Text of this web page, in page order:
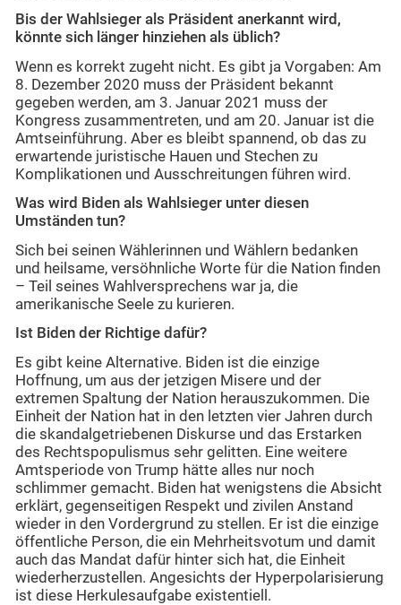
Bis der Wahlsieger als Präsident anerkannt wird,
könnte sich länger hinziehen als üblich?
Wenn es korrekt zugeht nicht. Es gibt ja Vorgaben: Am
8. Dezember 2020 muss der Präsident bekannt
gegeben werden, am 3. Januar 2021 muss der
Kongress zusammentreten, und am 20. Januar ist die
Amtseinführung. Aber es bleibt spannend, ob das zu
erwartende juristische Hauen und Stechen zu
Komplikationen und Ausschreitungen führen wird.
Was wird Biden als Wahlsieger unter diesen
Umständen tun?
Sich bei seinen Wählerinnen und Wählern bedanken
und heilsame, versöhnliche Worte für die Nation finden
– Teil seines Wahlversprechens war ja, die
amerikanische Seele zu kurieren.
Ist Biden der Richtige dafür?
Es gibt keine Alternative. Biden ist die einzige
Hoffnung, um aus der jetzigen Misere und der
extremen Spaltung der Nation herauszukommen. Die
Einheit der Nation hat in den letzten vier Jahren durch
die skandalgetriebenen Diskurse und das Erstarken
des Rechtspopulismus sehr gelitten. Eine weitere
Amtsperiode von Trump hätte alles nur noch
schlimmer gemacht. Biden hat wenigstens die Absicht
erklärt, gegenseitigen Respekt und zivilen Anstand
wieder in den Vordergrund zu stellen. Er ist die einzige
öffentliche Person, die ein Mehrheitsvotum und damit
auch das Mandat dafür hinter sich hat, die Einheit
wiederherzustellen. Angesichts der Hyperpolarisierung
ist diese Herkulesaufgabe existentiell.